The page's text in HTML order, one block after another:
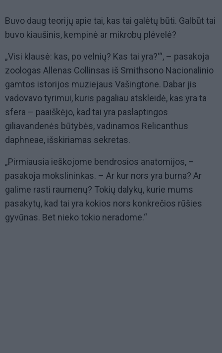
Buvo daug teorijų apie tai, kas tai galėtų būti. Galbūt tai
buvo kiaušinis, kempinė ar mikrobų plėvelė?
„Visi klausė: kas, po velnių? Kas tai yra?‘“, – pasakoja
zoologas Allenas Collinsas iš Smithsono Nacionalinio
gamtos istorijos muziejaus Vašingtone. Dabar jis
vadovavo tyrimui, kuris pagaliau atskleidė, kas yra ta
sfera – paaiškėjo, kad tai yra paslaptingos
giliavandenės būtybės, vadinamos Relicanthus
daphneae, išskiriamas sekretas.
„Pirmiausia ieškojome bendrosios anatomijos, –
pasakoja mokslininkas. – Ar kur nors yra burna? Ar
galime rasti raumenų? Tokių dalykų, kurie mums
pasakytų, kad tai yra kokios nors konkrečios rūšies
gyvūnas. Bet nieko tokio neradome.“